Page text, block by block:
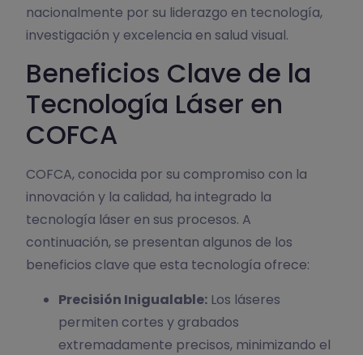
nacionalmente por su liderazgo en tecnología,
investigación y excelencia en salud visual.
Beneficios Clave de la
Tecnología Láser en
COFCA
COFCA, conocida por su compromiso con la
innovación y la calidad, ha integrado la
tecnología láser en sus procesos. A
continuación, se presentan algunos de los
beneficios clave que esta tecnología ofrece:
Precisión Inigualable: Los láseres
permiten cortes y grabados
extremadamente precisos, minimizando el